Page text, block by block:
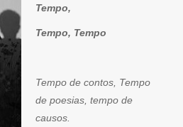
Tempo,
Tempo, Tempo
Tempo de contos, Tempo
de poesias, tempo de
causos.